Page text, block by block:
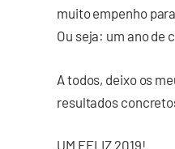
muito empenho
Ou seja: um ano de
A todos, deixo os
resultados
UM FELIZ 2019!